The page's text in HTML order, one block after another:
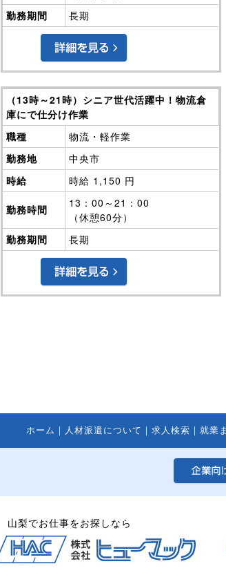
ホーム ｜ 人材派遣について ｜ 求人検索 ｜ 就業
山梨でお仕事をお探しなら